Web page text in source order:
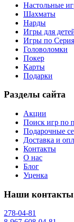
Настольные
Шахматы
Нарды
Игры для
Игры по
Головоломки
Покер
Карты
Подарки
Разделы сайта
Акции
Поиск игр по
Подарочные
Доставка и
Контакты
О нас
Блог
Уценка
Наши контакты
278-04-81